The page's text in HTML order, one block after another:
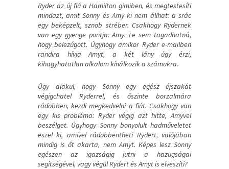
Ryder az új fiú a Hamilton gimiben, és megtestesíti
mindazt, amit Sonny és Amy ki nem állhat: a srác
egy beképzelt, sznob stréber. Csakhogy Rydernek
van egy gyenge pontja: Amy. Le sem tagadhatná,
hogy belezúgott. Úgyhogy amikor Ryder e-mailben
randira hívja Amyt, a két lány úgy érzi,
kihagyhatatlan alkalom kínálkozik a számukra.
Úgy alakul, hogy Sonny egy egész éjszakát
végigchatel Ryderrel, és őszinte borzalmára
rádöbben, kezdi megkedvelni a fiút. Csakhogy van
egy kis probléma: Ryder végig azt hitte, Amyvel
beszélget. Úgyhogy Sonny bonyolult hadműveletet
eszel ki, amivel rádöbbentheti Rydert, valójában
mindig is őt akarta, nem Amyt. Képes lesz Sonny
egészen az igazságig jutni a hazugságai
segítségével, vagy végül Rydert és Amyt is elveszíti?